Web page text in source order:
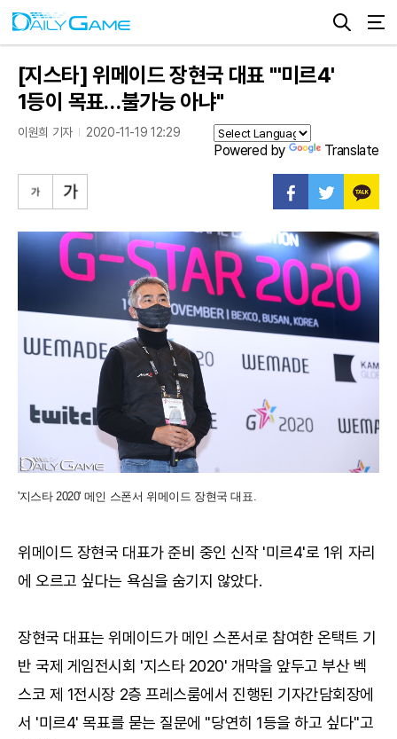
[지스타] 위메이드 장현국 대표 "'미르4'
1등이 목표…불가능 아냐"
이원희 기자 2020-11-19 12:29
Powered by Translate
'지스타 2020' 메인 스폰서 위메이드 장현국 대표.
위메이드 장현국 대표가 준비 중인 신작 '미르4'로 1위 자리
에 오르고 싶다는 욕심을 숨기지 않았다.
장현국 대표는 위메이드가 메인 스폰서로 참여한 온택트 기
반 국제 게임전시회 '지스타 2020' 개막을 앞두고 부산 벡
스코 제 1전시장 2층 프레스룸에서 진행된 기자간담회장에
서 '미르4' 목표를 묻는 질문에 "당연히 1등을 하고 싶다"고